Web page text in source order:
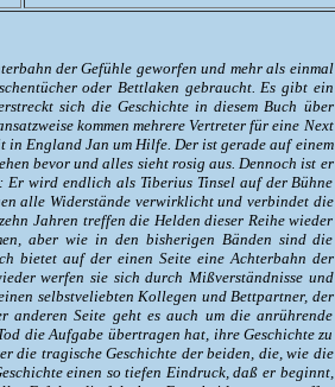
der Gefühle geworfen und mehr als einmal
oder Bettlaken gebraucht. Es gibt ein
sich die Geschichte in diesem Buch über
kommen mehrere Vertreter für eine Next
in England Jan um Hilfe. Der ist gerade auf einem
bevor und alles sieht rosig aus. Dennoch ist er
wird endlich als Tiberius Tinsel auf der Bühne
alle Widerstände verwirklicht und verbindet die
Jahren treffen die Helden dieser Reihe wieder
aber wie in den bisherigen Bänden sind die
bietet auf der einen Seite eine Achterbahn der
werfen sie sich durch Mißverständnisse und
selbstveliebten Kollegen und Bettpartner, der
Seite geht es auch um die anrührende
die Aufgabe übertragen hat, ihre Geschichte zu
die tragische Geschichte der beiden, die, wie die
einen so tiefen Eindruck, daß er beginnt,